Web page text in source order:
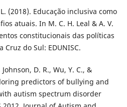
(2018). Educação inclusiva como
atuais. In M. C. H. Leal & A. V.
constitucionais das políticas
Cruz do Sul: EDUNISC.
D. R., Wu, Y. C., &
predictors of bullying and
autism spectrum disorder